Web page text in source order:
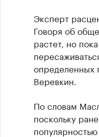
Эксперт
Говоря об
растет, но
определенных
Веревкин.
По словам
поскольку